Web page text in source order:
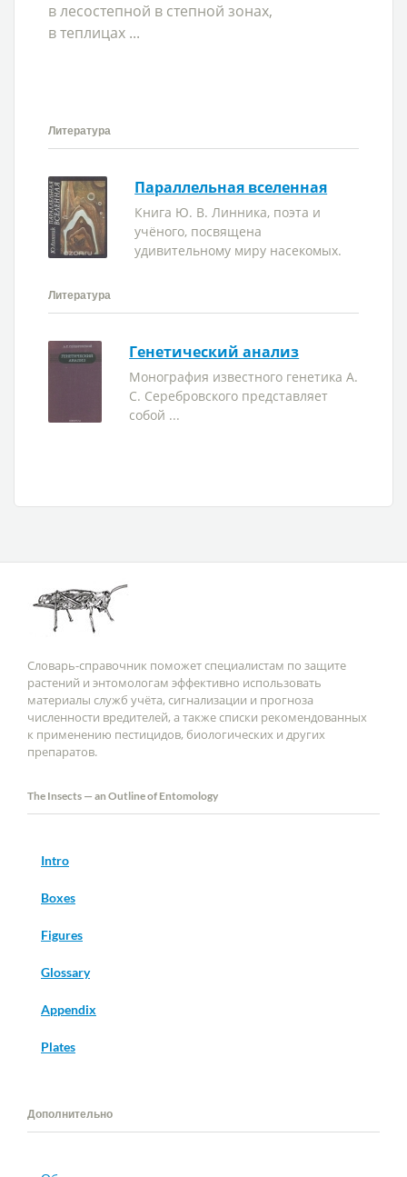
в лесостепной в степной зонах,
в теплицах ...
Литература
Параллельная вселенная
Книга Ю. В. Линника, поэта и
учёного, посвящена
удивительному миру насекомых.
Литература
Генетический анализ
Монография известного генетика А.
С. Серебровского представляет
собой ...
Словарь-справочник поможет специалистам по защите
растений и энтомологам эффективно использовать
материалы служб учёта, сигнализации и прогноза
численности вредителей, а также списки рекомендованных
к применению пестицидов, биологических и других
препаратов.
The Insects — an Outline of Entomology
Intro
Boxes
Figures
Glossary
Appendix
Plates
Дополнительно